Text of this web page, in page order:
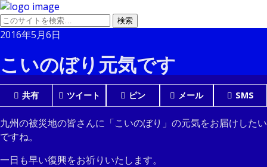
2016年5月6日
こいのぼり元気です
共有 ツイート ピン メール SMS
九州の被災地の皆さんに「こいのぼり」の元気をお届けしたい
ですね。
一日も早い復興をお祈りいたします。